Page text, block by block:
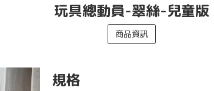
玩具總動員-翠絲-兒童版
商品資訊
規格